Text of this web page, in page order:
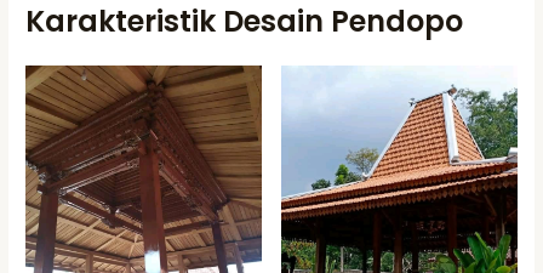
Karakteristik Desain Pendopo